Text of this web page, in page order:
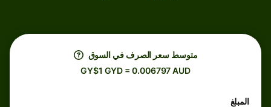
متوسط ​​سعر الصرف في السوق
GY$1 GYD = 0.006797 AUD
المبلغ